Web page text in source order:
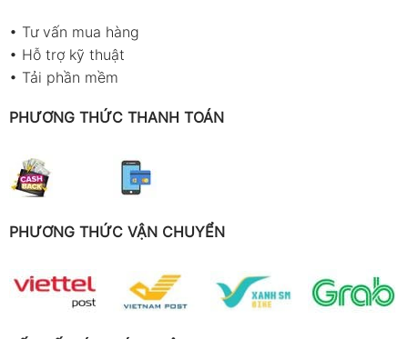
• Tư vấn mua hàng
• Hỗ trợ kỹ thuật
• Tải phần mềm
PHƯƠNG THỨC THANH TOÁN
PHƯƠNG THỨC VẬN CHUYỂN